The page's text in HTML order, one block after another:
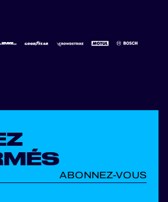
ABONNEZ-VOUS